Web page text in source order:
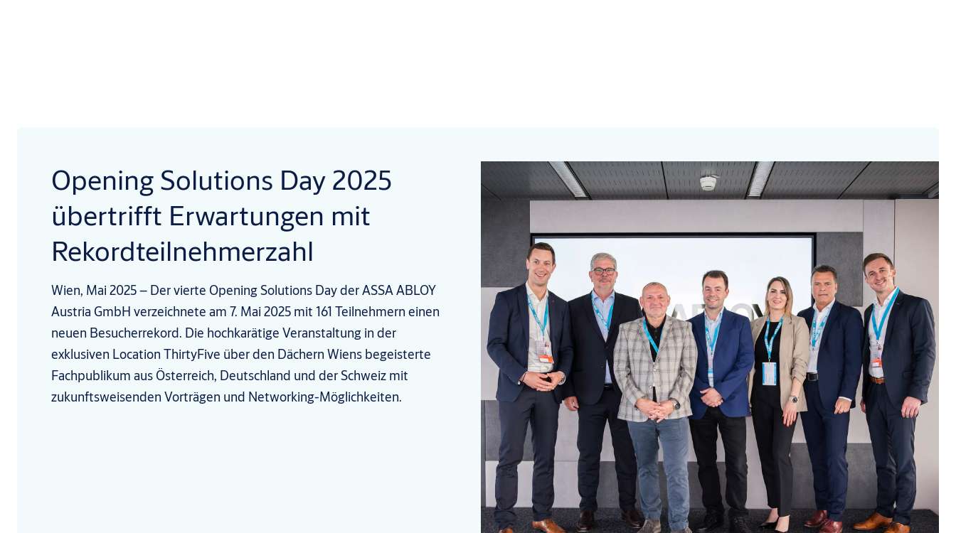
Opening Solutions Day 2025
übertrifft Erwartungen mit
Rekordteilnehmerzahl
Wien, Mai 2025 – Der vierte Opening Solutions Day der ASSA ABLOY
Austria GmbH verzeichnete am 7. Mai 2025 mit 161 Teilnehmern einen
neuen Besucherrekord. Die hochkarätige Veranstaltung in der
exklusiven Location ThirtyFive über den Dächern Wiens begeisterte
Fachpublikum aus Österreich, Deutschland und der Schweiz mit
zukunftsweisenden Vorträgen und Networking-Möglichkeiten.